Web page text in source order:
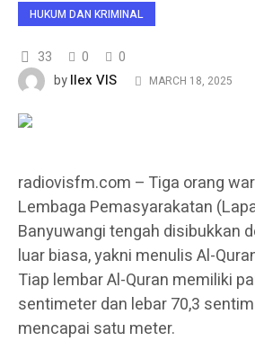
HUKUM DAN KRIMINAL
33 0
0
byIlex VIS MARCH 18, 2025
radiovisfm.com – Tiga orang
Lembaga Pemasyarakatan
Banyuwangi tengah disibukkan
luar biasa, yakni menulis Al-
Tiap lembar Al-Quran memiliki
sentimeter dan lebar 70,3
mencapai satu meter.